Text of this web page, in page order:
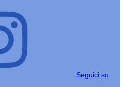
Seguici su